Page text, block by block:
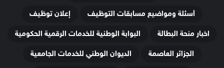
أسئلة ومواضيع مسابقات التوظيف
إعلان توظيف
اخبار منحة البطالة
البوابة الوطنية للخدمات الرقمية الحكومية
الجزائر العاصمة
الديوان الوطني للخدمات الجامعية